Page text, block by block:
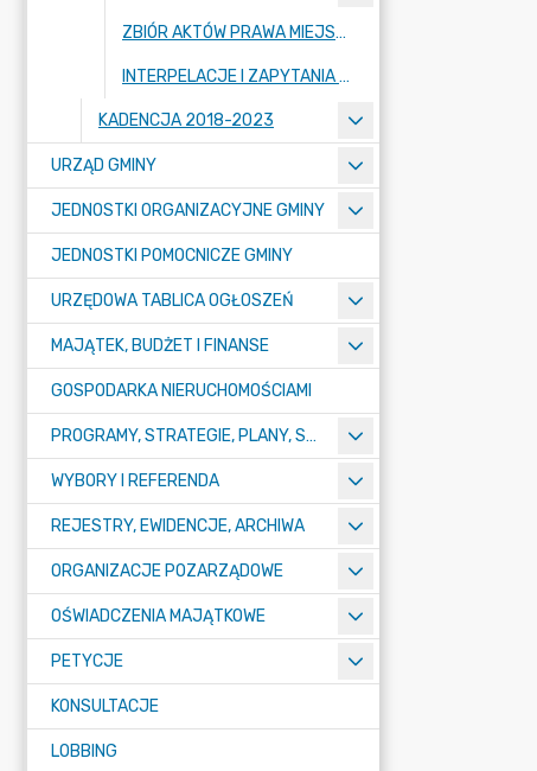
ZBIÓR AKTÓW PRAWA MIEJSCOWEGO
INTERPELACJE I ZAPYTANIA RADNYCH
KADENCJA 2018-2023
URZĄD GMINY
JEDNOSTKI ORGANIZACYJNE GMINY
JEDNOSTKI POMOCNICZE GMINY
URZĘDOWA TABLICA OGŁOSZEŃ
MAJĄTEK, BUDŻET I FINANSE
GOSPODARKA NIERUCHOMOŚCIAMI
PROGRAMY, STRATEGIE, PLANY, SPRAWOZDANIA I OPRACOWANIA
WYBORY I REFERENDA
REJESTRY, EWIDENCJE, ARCHIWA
ORGANIZACJE POZARZĄDOWE
OŚWIADCZENIA MAJĄTKOWE
PETYCJE
KONSULTACJE
LOBBING